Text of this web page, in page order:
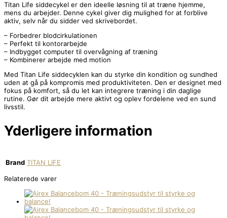
Titan Life siddecykel er den ideelle løsning til at træne hjemme,
mens du arbejder. Denne cykel giver dig mulighed for at forblive
aktiv, selv når du sidder ved skrivebordet.
– Forbedrer blodcirkulationen
– Perfekt til kontorarbejde
– Indbygget computer til overvågning af træning
– Kombinerer arbejde med motion
Med Titan Life siddecyklen kan du styrke din kondition og sundhed
uden at gå på kompromis med produktiviteten. Den er designet med
fokus på komfort, så du let kan integrere træning i din daglige
rutine. Gør dit arbejde mere aktivt og oplev fordelene ved en sund
livsstil.
Yderligere information
Brand TITAN LIFE
Relaterede varer